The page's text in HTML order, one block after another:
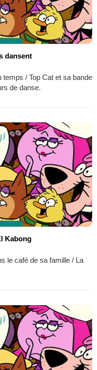
dansent
/ Top Cat et sa bande
de danse.
Kabong
le café de sa famille / La